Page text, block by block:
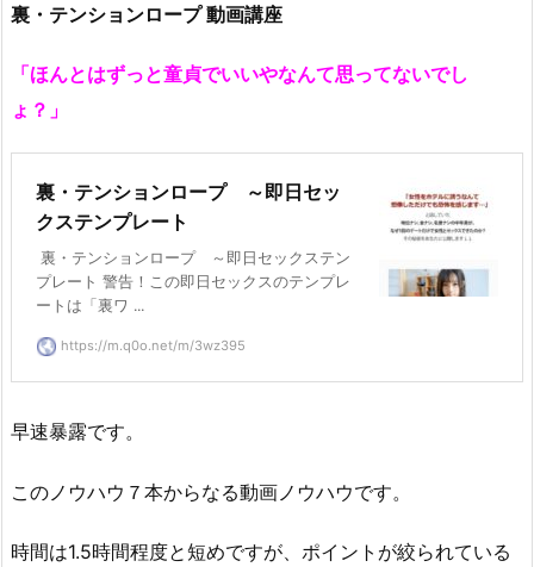
裏・テンションロープ 動画講座
「ほんとはずっと童貞でいいやなんて思ってないでし
ょ？」
裏・テンションロープ ～即日セッ
クステンプレート
裏・テンションロープ ～即日セックステン
プレート 警告！この即日セックスのテンプレ
ートは「裏ワ ...
https://m.q0o.net/m/3wz395
早速暴露です。
このノウハウ７本からなる動画ノウハウです。
時間は1.5時間程度と短めですが、ポイントが絞られている